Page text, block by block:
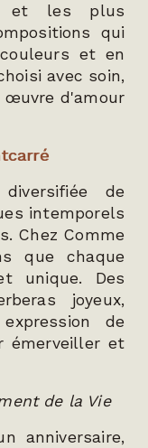
et les plus
qui
et en
avec soin,
œuvre d'amour
de
intemporels
Chez Comme
que chaque
unique. Des
joyeux,
de
émerveiller et
de la Vie
anniversaire,